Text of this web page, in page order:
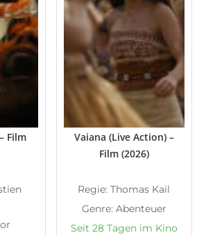
Film
Vaiana (Live Action) –
Film (2026)
Regie: Thomas Kail
Genre: Abenteuer
Seit 28 Tagen im Kino